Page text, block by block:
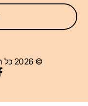
© 2026 כל הזכויות שמורות לקוקאנדשוט